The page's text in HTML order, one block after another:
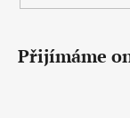
Přijímáme